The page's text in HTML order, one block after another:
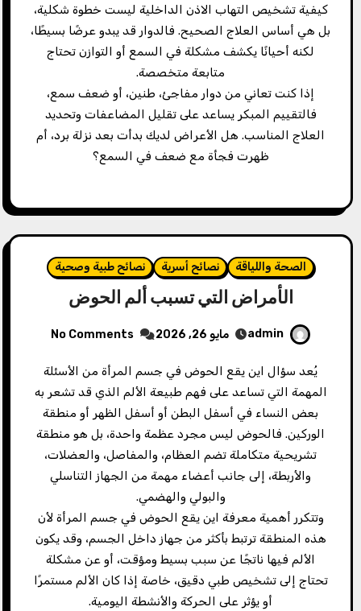
كيفية تشخيص التهاب الاذن الداخلية ليست خطوة شكلية،
بل هي أساس العلاج الصحيح. فالدوار قد يبدو عرضًا بسيطًا،
لكنه أحيانًا يكشف مشكلة في السمع أو التوازن تحتاج
متابعة متخصصة.
إذا كنت تعاني من دوار مفاجئ، طنين، أو ضعف سمع،
فالتقييم المبكر يساعد على تقليل المضاعفات وتحديد
العلاج المناسب. هل الأعراض لديك بدأت بعد نزلة برد، أم
ظهرت فجأة مع ضعف في السمع؟
الصحة واللياقة نصائح أسرية نصائح طبية وصحية
الأمراض التي تسبب ألم الحوض
admin مايو 26, 2026 No Comments
يُعد سؤال اين يقع الحوض في جسم المرأة من الأسئلة
المهمة التي تساعد على فهم طبيعة الألم الذي قد تشعر به
بعض النساء في أسفل البطن أو أسفل الظهر أو منطقة
الوركين. فالحوض ليس مجرد عظمة واحدة، بل هو منطقة
تشريحية متكاملة تضم العظام، والمفاصل، والعضلات،
والأربطة، إلى جانب أعضاء مهمة من الجهاز التناسلي
والبولي والهضمي.
وتتكرر أهمية معرفة اين يقع الحوض في جسم المرأة لأن
هذه المنطقة ترتبط بأكثر من جهاز داخل الجسم، وقد يكون
الألم فيها ناتجًا عن سبب بسيط ومؤقت، أو عن مشكلة
تحتاج إلى تشخيص طبي دقيق، خاصة إذا كان الألم مستمرًا
أو يؤثر على الحركة والأنشطة اليومية.